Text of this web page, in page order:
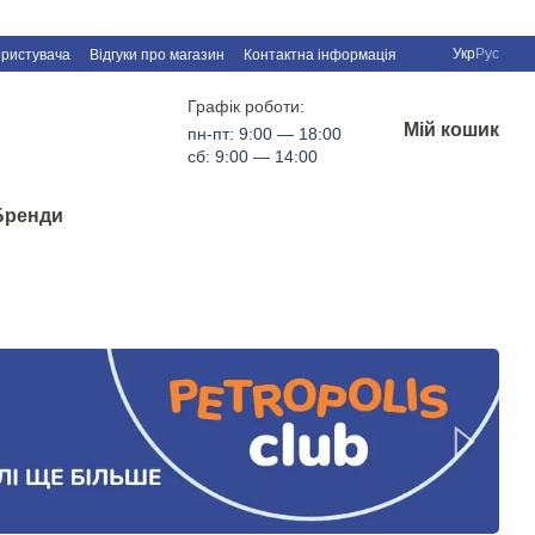
Відгуки про магазин Контактна інформація УкрРус
Графік роботи:
пн-пт: 9:00 — 18:00
сб: 9:00 — 14:00
Мій кошик